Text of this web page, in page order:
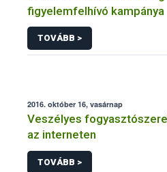
figyelemfelhívó kampánya
TOVÁBB >
2016. október 16, vasárnap
Veszélyes
az interneten
TOVÁBB >